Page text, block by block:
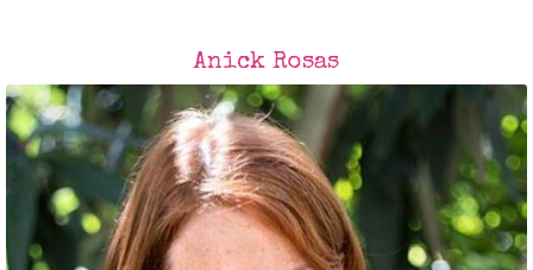
b
o
o
k
dI
n
l g
er
Anick Rosas